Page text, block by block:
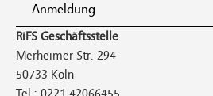
Anmeldung
RiFS Geschäftsstelle
Merheimer Str. 294
50733 Köln